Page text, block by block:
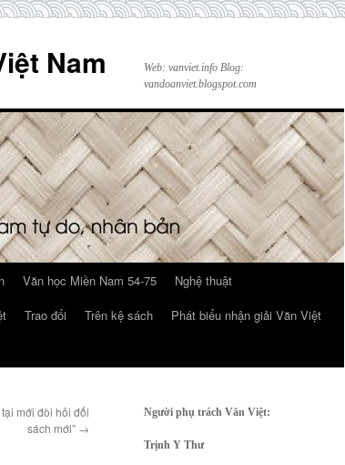
Nam
Web: vanviet.info Blog:
vandoanviet.blogspot.com
Văn học Miền Nam 54-75
Nghệ thuật
Trao đổi Trên kệ sách
Phát biểu nhận giải Văn Việt
mới đòi hỏi đối
sách mới” →
Người phụ trách Văn Việt:
Trịnh Y Thư